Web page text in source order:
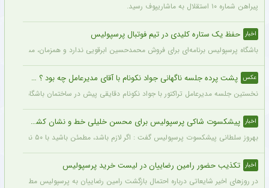
پیراهن شماره ۱۰ استقلال به ماشاریپوف رسید.
اخبار حفظ یک ستاره کلیدی در تیم فوتبال پرسپولیس
باشگاه پرسپولیس برنامه‌ای برای فروش محمدحسین ابرقویی ندارد و همزمان، مسئولان
عکس پشت پرده جلسه ناگهانی جواد نکونام با آقای مدیرعامل چه بود ؟ + عکس
نخستین جلسه مدیرعامل تراکتور با جواد نکونام دقایقی پیش در ساختمان باشگاه برگزار
اخبار پیشکسوت شاکی پرسپولیس برای محسن خلیلی خط و نشان کشید + جزئیات
بهروز سلطانی پیشکسوت پرسپولیس گفت : اگر لازم باشد، مطمئن باشید با ۵۰ نفر از پیشکسوتان پرسپولیس مقابل ساختمان این باشگاه تجمع خواهیم کرد و خواهان برخورد جدی و عزل محسن خلیلی خواهیم شد. اصلاً این آقا بازیکن سایپا است نه پیشکسوت پرسپولیس.
اخبار تکذیب حضور رامین رضاییان در لیست خرید پرسپولیس
در روزهای اخیر شایعاتی درباره احتمال بازگشت رامین رضاییان به پرسپولیس مطرح